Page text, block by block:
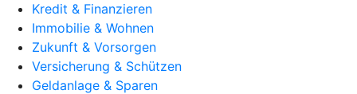
Kredit & Finanzieren
Immobilie & Wohnen
Zukunft & Vorsorgen
Versicherung & Schützen
Geldanlage & Sparen